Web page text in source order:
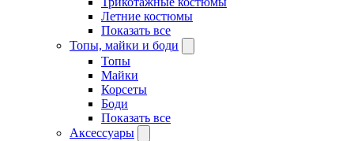
Летние костюмы
Показать все
Топы, майки и боди
Топы
Майки
Корсеты
Боди
Показать все
Аксессуары